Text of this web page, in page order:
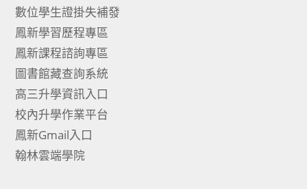
數位學生證掛失補發
鳳新學習歷程專區
鳳新課程諮詢專區
圖書館藏查詢系統
高三升學資訊入口
校內升學作業平台
鳳新Gmail入口
翰林雲端學院